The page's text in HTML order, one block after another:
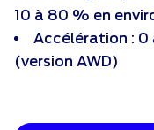
10 à 80 % en
Accélération : 0
(version AWD)